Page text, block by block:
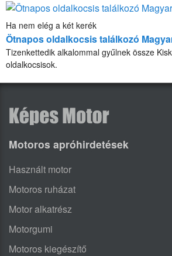
Ha nem elég a két kerék
Ötnapos oldalkocsis találkozó
Tizenkettedik alkalommal gyűlnek össze
oldalkocsisok.
Motoros apróhirdetések
Használt motor
Motoros ruházat
Motor alkatrész
Motorgumi
Motoros kiegészítő